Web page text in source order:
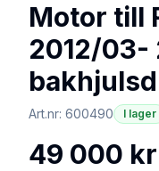
Motor till
2012/03-
Art.nr: 600490 I lager
49 000 kr